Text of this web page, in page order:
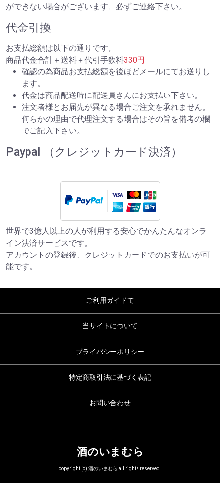
ができない場合がございます、必ずご連絡下さい。
代金引換
お支払総額は以下の通りです。
商品代金合計＋送料＋代引手数料330円
確認の為商品お支払総額を後ほどメールにてお送りし
ます。
代金は商品配送時に配送員さんにお支払い下さい。
注文者様とお届先が異なる場合ご注文を承れません。
何らかの理由で代理注文する場合はその旨を備考の欄
でご記入下さい。
Paypal （クレジットカード決済）
世界で3億人以上の人が利用する安心でかんたんなオンラ
イン決済サービスです。
アカウントの登録後、クレジットカードでのお支払いが可
能です。
ご利用ガイドて
当サイトについて
プライバシーポリシー
特定商取引法に基づく表記
お問い合わせ
酒のいまむら
copyright (c) 酒のいまむら all rights reserved.